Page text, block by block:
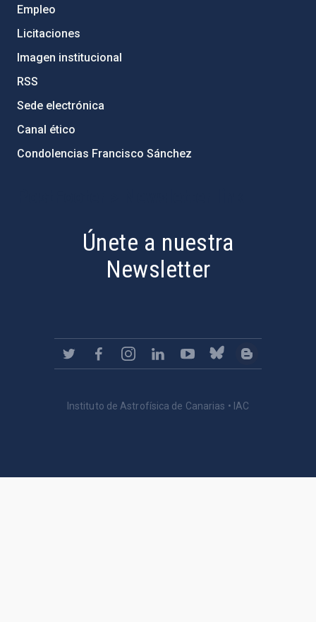
Empleo
Licitaciones
Imagen institucional
RSS
Sede electrónica
Canal ético
Condolencias Francisco Sánchez
Únete a nuestra
Newsletter
Instituto de Astrofísica de Canarias • IAC